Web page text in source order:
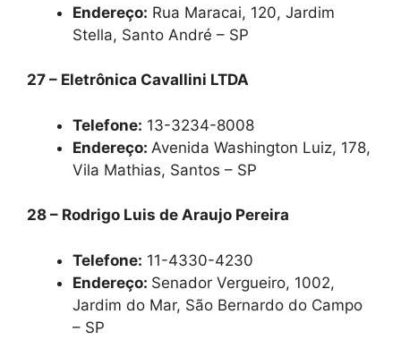
Endereço: Rua Maracai, 120, Jardim
Stella, Santo André – SP
27 – Eletrônica Cavallini LTDA
Telefone: 13-3234-8008
Endereço: Avenida Washington Luiz, 178,
Vila Mathias, Santos – SP
28 – Rodrigo Luis de Araujo Pereira
Telefone: 11-4330-4230
Endereço: Senador Vergueiro, 1002,
Jardim do Mar, São Bernardo do Campo
– SP